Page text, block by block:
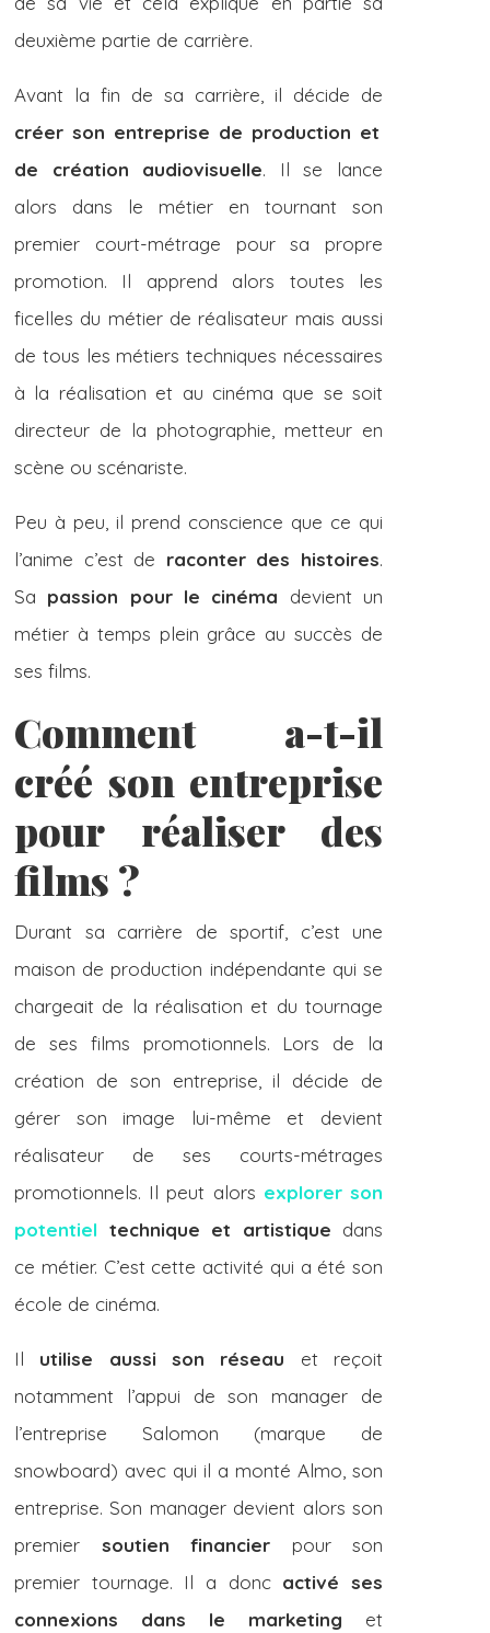
deuxième partie de carrière.
Avant la fin de sa carrière, il décide de
créer son entreprise de production et
de création audiovisuelle. Il se lance
alors dans le métier en tournant son
premier court-métrage pour sa propre
promotion. Il apprend alors toutes les
ficelles du métier de réalisateur mais aussi
de tous les métiers techniques nécessaires
à la réalisation et au cinéma que se soit
directeur de la photographie, metteur en
scène ou scénariste.
Peu à peu, il prend conscience que ce qui
l’anime c’est de raconter des histoires.
Sa passion pour le cinéma devient un
métier à temps plein grâce au succès de
ses films.
Comment a-t-il
créé son entreprise
pour réaliser des
films ?
Durant sa carrière de sportif, c’est une
maison de production indépendante qui se
chargeait de la réalisation et du tournage
de ses films promotionnels. Lors de la
création de son entreprise, il décide de
gérer son image lui-même et devient
réalisateur de ses courts-métrages
promotionnels. Il peut alors explorer son
potentiel technique et artistique dans
ce métier. C’est cette activité qui a été son
école de cinéma.
Il utilise aussi son réseau et reçoit
notamment l’appui de son manager de
l’entreprise Salomon (marque de
snowboard) avec qui il a monté Almo, son
entreprise. Son manager devient alors son
premier soutien financier pour son
premier tournage. Il a donc activé ses
connexions dans le marketing et